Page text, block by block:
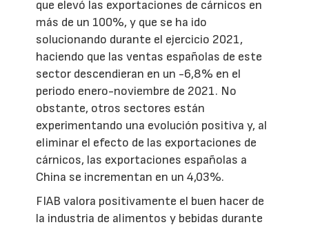
que elevó las exportaciones de cárnicos en
más de un 100%, y que se ha ido
solucionando durante el ejercicio 2021,
haciendo que las ventas españolas de este
sector descendieran en un -6,8% en el
periodo enero-noviembre de 2021. No
obstante, otros sectores están
experimentando una evolución positiva y, al
eliminar el efecto de las exportaciones de
cárnicos, las exportaciones españolas a
China se incrementan en un 4,03%.
FIAB valora positivamente el buen hacer de
la industria de alimentos y bebidas durante